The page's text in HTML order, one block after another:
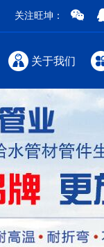
关注旺坤：
关于我们